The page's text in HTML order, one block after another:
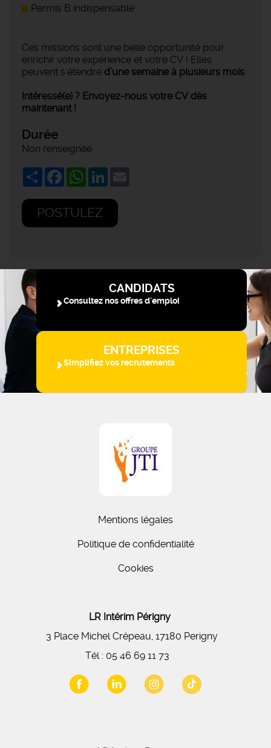
Permis B indispensable
Ces missions sont une belle opportunité pour
enrichir votre expérience et votre CV ! Elles
peuvent s'étendre d’une semaine à plusieurs mois.
Intéressé(e) ? Envoyez-nous votre CV dès
maintenant !
Durée
Non renseignée
ShareFacebookWhatsApp
LinkedIn
POSTULEZ
CANDIDATS
Consultez nos offres d'emploi
ENTREPRISES
Simplifiez vos recrutements
Mentions légales
Politique de confidentialité
Cookies
LR Intérim Périgny
3 Place Michel Crépeau, 17180 Perigny
Tél : 05 46 69 11 73